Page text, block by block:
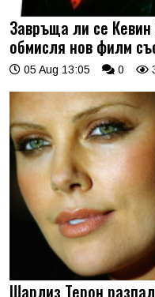
Завръща ли се
обмисля нов филм
05 Aug 13:05 0
Шарлиз Терон